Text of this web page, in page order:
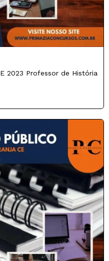
2023 Professor de História